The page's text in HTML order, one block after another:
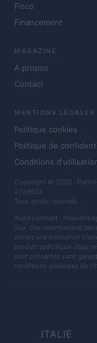
Fisco
Financement
MAGAZINE
À propos
Contact
MENTIONS LÉGALES
Politique cookies
Politique de
Conditions
Copyright © 2026 ·
2729933
Tous droits réservés
Avertissement :
jour. Ces informations
visitez une institution
produit spécifique. Tous
sont présentés sans
conditions générales de
ITALIE